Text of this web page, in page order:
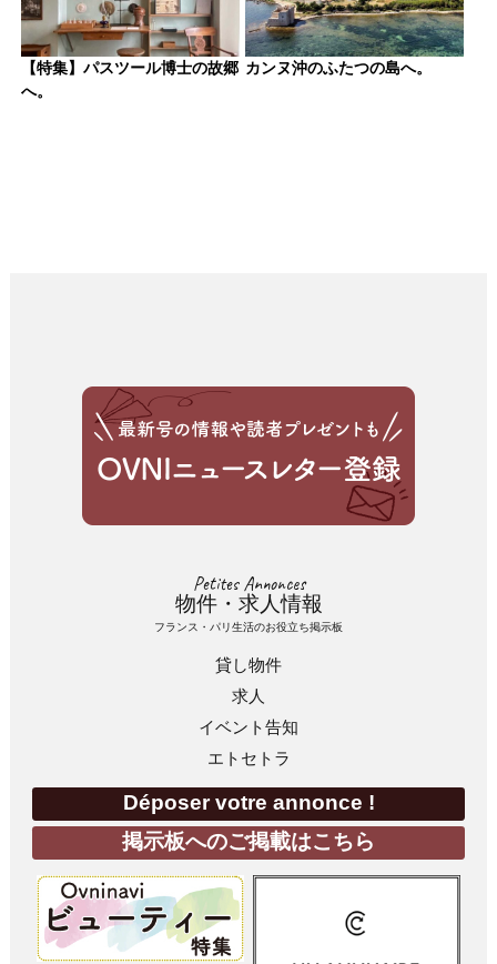
【特集】パスツール博士の故郷
へ。
カンヌ沖のふたつの島へ。
Petites Annonces
物件・求人情報
フランス・パリ生活のお役立ち掲示板
貸し物件
求人
イベント告知
エトセトラ
Déposer votre annonce !
掲示板へのご掲載はこちら